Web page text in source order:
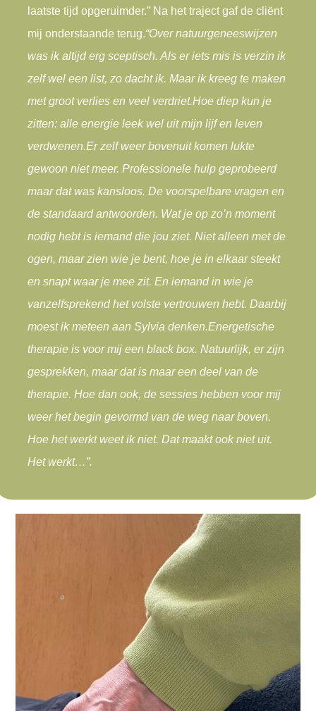
laatste tijd opgeruimder.” Na het traject gaf de cliënt
mij onderstaande terug.“Over natuurgeneeswijzen
was ik altijd erg sceptisch. Als er iets mis is verzin ik
zelf wel een list, zo dacht ik. Maar ik kreeg te maken
met groot verlies en veel verdriet.Hoe diep kun je
zitten: alle energie leek wel uit mijn lijf en leven
verdwenen.Er zelf weer bovenuit komen lukte
gewoon niet meer. Professionele hulp geprobeerd
maar dat was kansloos. De voorspelbare vragen en
de standaard antwoorden. Wat je op zo’n moment
nodig hebt is iemand die jou ziet. Niet alleen met de
ogen, maar zien wie je bent, hoe je in elkaar steekt
en snapt waar je mee zit. En iemand in wie je
vanzelfsprekend het volste vertrouwen hebt. Daarbij
moest ik meteen aan Sylvia denken.Energetische
therapie is voor mij een black box. Natuurlijk, er zijn
gesprekken, maar dat is maar een deel van de
therapie. Hoe dan ook, de sessies hebben voor mij
weer het begin gevormd van de weg naar boven.
Hoe het werkt weet ik niet. Dat maakt ook niet uit.
Het werkt…”.